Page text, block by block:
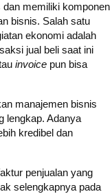
dan memiliki komponen
bisnis. Salah satu
ekonomi adalah
jual beli saat ini
invoice pun bisa
manajemen bisnis
lengkap. Adanya
kredibel dan
penjualan yang
selengkapnya pada